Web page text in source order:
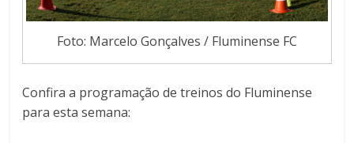
Foto: Marcelo Gonçalves / Fluminense FC
Confira a programação de treinos do Fluminense
para esta semana: